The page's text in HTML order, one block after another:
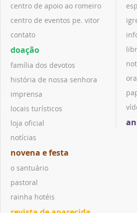
centro de apoio ao romeiro
centro de eventos pe. vitor
contato
doação
família dos devotos
história de nossa senhora
imprensa
locais turísticos
loja oficial
notícias
novena e festa
o santuário
pastoral
rainha hotéis